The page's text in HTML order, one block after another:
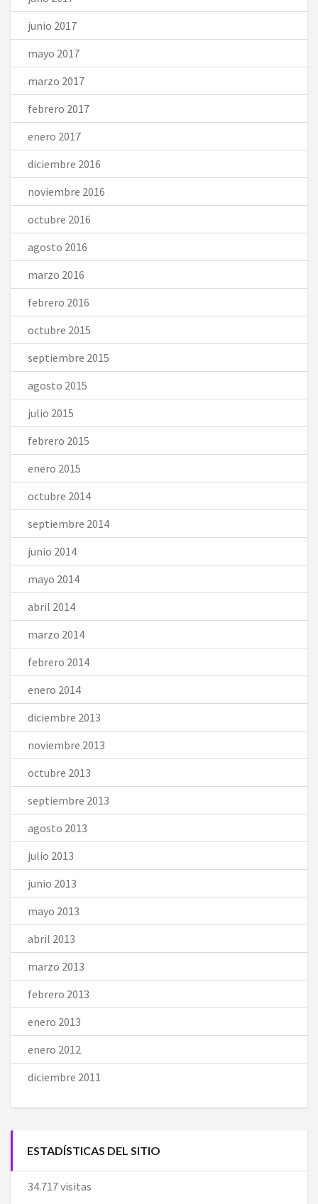
junio 2017
mayo 2017
marzo 2017
febrero 2017
enero 2017
diciembre 2016
noviembre 2016
octubre 2016
agosto 2016
marzo 2016
febrero 2016
octubre 2015
septiembre 2015
agosto 2015
julio 2015
febrero 2015
enero 2015
octubre 2014
septiembre 2014
junio 2014
mayo 2014
abril 2014
marzo 2014
febrero 2014
enero 2014
diciembre 2013
noviembre 2013
octubre 2013
septiembre 2013
agosto 2013
julio 2013
junio 2013
mayo 2013
abril 2013
marzo 2013
febrero 2013
enero 2013
enero 2012
diciembre 2011
ESTADÍSTICAS DEL SITIO
34.717 visitas